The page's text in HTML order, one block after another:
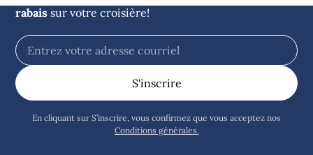
rabais sur votre croisière!
En cliquant sur S’inscrire, vous confirmez que vous acceptez nos
Conditions générales.